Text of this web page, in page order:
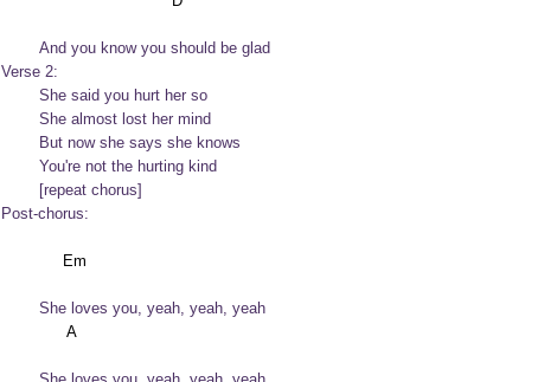
	And you know you should be glad
Verse 2:
	You're not the hurting kind
	[repeat chorus]
Post-chorus:
	She loves you, yeah, yeah, yeah